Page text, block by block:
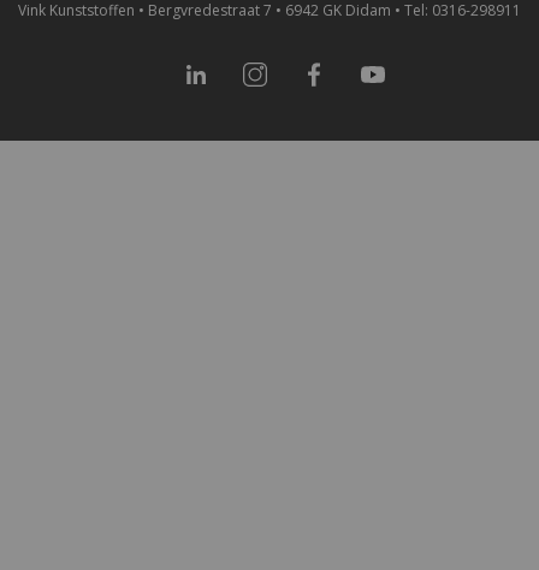
Vink Kunststoffen • Bergvredestraat 7 • 6942 GK Didam • Tel: 0316-298911
Facebook YouTube